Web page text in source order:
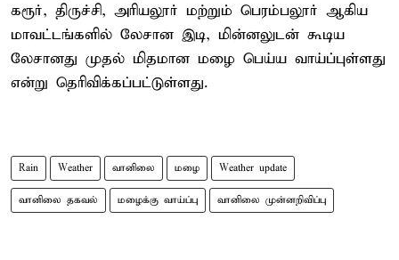
கரூர், திருச்சி, அரியலூர் மற்றும் பெரம்பலூர் ஆகிய
மாவட்டங்களில் லேசான இடி, மின்னலுடன் கூடிய
லேசானது முதல் மிதமான மழை பெய்ய வாய்ப்புள்ளது
என்று தெரிவிக்கப்பட்டுள்ளது.
Rain Weather வானிலை மழை Weather update
வானிலை தகவல் மழைக்கு வாய்ப்பு வானிலை முன்னறிவிப்பு